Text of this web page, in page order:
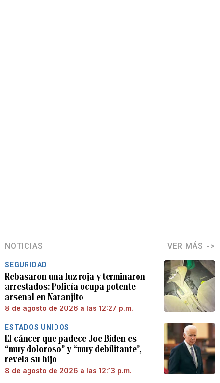
NOTICIAS VER MÁS
SEGURIDAD
Rebasaron una luz roja y terminaron
arrestados: Policía ocupa potente
arsenal en Naranjito
8 de agosto de 2026 a las 12:27 p.m.
ESTADOS UNIDOS
El cáncer que padece Joe Biden es
“muy doloroso” y “muy debilitante”,
revela su hijo
8 de agosto de 2026 a las 12:13 p.m.